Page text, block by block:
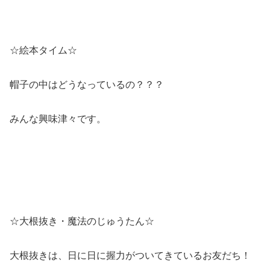
☆絵本タイム☆
帽子の中はどうなっているの？？？
みんな興味津々です。
☆大根抜き・魔法のじゅうたん☆
大根抜きは、日に日に握力がついてきているお友だち！